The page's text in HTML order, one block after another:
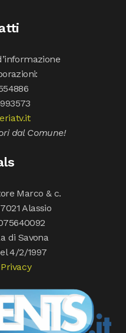
dal Comune!
Marco & c.
Alassio
di Savona
4/2/1997
Privacy